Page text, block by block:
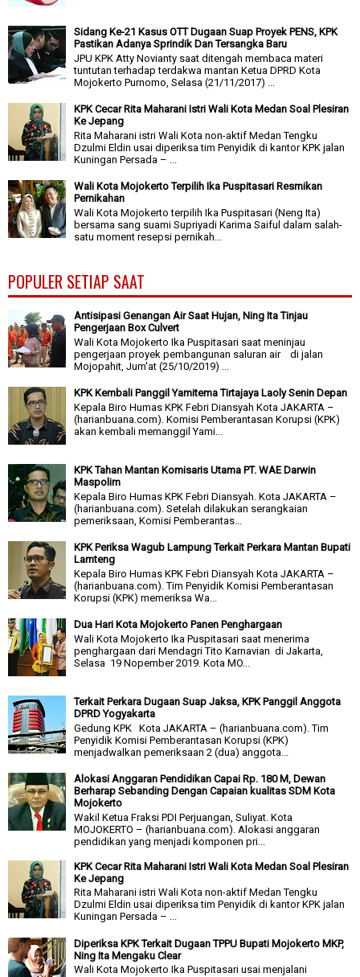
Sidang Ke-21 Kasus OTT Dugaan Suap Proyek PENS, KPK
Pastikan Adanya Sprindik Dan Tersangka Baru
JPU KPK Atty Novianty saat ditengah membaca materi
tuntutan terhadap terdakwa mantan Ketua DPRD Kota
Mojokerto Purnomo, Selasa (21/11/2017) ...
KPK Cecar Rita Maharani Istri Wali Kota Medan Soal Plesiran
Ke Jepang
Rita Maharani istri Wali Kota non-aktif Medan Tengku
Dzulmi Eldin usai diperiksa tim Penyidik di kantor KPK jalan
Kuningan Persada – ...
Wali Kota Mojokerto Terpilih Ika Puspitasari Resmikan
Pernikahan
Wali Kota Mojokerto terpilih Ika Puspitasari (Neng Ita)
bersama sang suami Supriyadi Karima Saiful dalam salah-
satu moment resepsi pernikah...
POPULER SETIAP SAAT
Antisipasi Genangan Air Saat Hujan, Ning Ita Tinjau
Pengerjaan Box Culvert
Wali Kota Mojokerto Ika Puspitasari saat meninjau
pengerjaan proyek pembangunan saluran air di jalan
Mojopahit, Jum'at (25/10/2019) ...
KPK Kembali Panggil Yamitema Tirtajaya Laoly Senin Depan
Kepala Biro Humas KPK Febri Diansyah Kota JAKARTA –
(harianbuana.com). Komisi Pemberantasan Korupsi (KPK)
akan kembali memanggil Yami...
KPK Tahan Mantan Komisaris Utama PT. WAE Darwin
Maspolim
Kepala Biro Humas KPK Febri Diansyah. Kota JAKARTA –
(harianbuana.com). Setelah dilakukan serangkaian
pemeriksaan, Komisi Pemberantas...
KPK Periksa Wagub Lampung Terkait Perkara Mantan Bupati
Lamteng
Kepala Biro Humas KPK Febri Diansyah Kota JAKARTA –
(harianbuana.com). Tim Penyidik Komisi Pemberantasan
Korupsi (KPK) memeriksa Wa...
Dua Hari Kota Mojokerto Panen Penghargaan
Wali Kota Mojokerto Ika Puspitasari saat menerima
penghargaan dari Mendagri Tito Karnavian di Jakarta,
Selasa 19 Nopember 2019. Kota MO...
Terkait Perkara Dugaan Suap Jaksa, KPK Panggil Anggota
DPRD Yogyakarta
Gedung KPK Kota JAKARTA – (harianbuana.com). Tim
Penyidik Komisi Pemberantasan Korupsi (KPK)
menjadwalkan pemeriksaan 2 (dua) anggota...
Alokasi Anggaran Pendidikan Capai Rp. 180 M, Dewan
Berharap Sebanding Dengan Capaian kualitas SDM Kota
Mojokerto
Wakil Ketua Fraksi PDI Perjuangan, Suliyat. Kota
MOJOKERTO – (harianbuana.com). Alokasi anggaran
pendidikan yang menjadi komponen pri...
KPK Cecar Rita Maharani Istri Wali Kota Medan Soal Plesiran
Ke Jepang
Rita Maharani istri Wali Kota non-aktif Medan Tengku
Dzulmi Eldin usai diperiksa tim Penyidik di kantor KPK jalan
Kuningan Persada – ...
Diperiksa KPK Terkait Dugaan TPPU Bupati Mojokerto MKP,
Ning Ita Mengaku Clear
Wali Kota Mojokerto Ika Puspitasari usai menjalani